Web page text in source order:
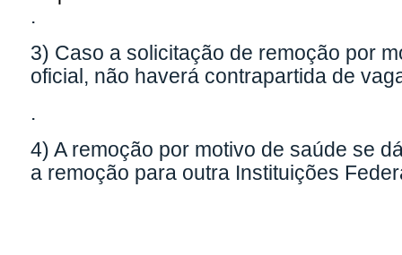
.
3) Caso a solicitação de remoção por
oficial, não haverá contrapartida de
.
4) A remoção por motivo de saúde se
a remoção para outra Instituições